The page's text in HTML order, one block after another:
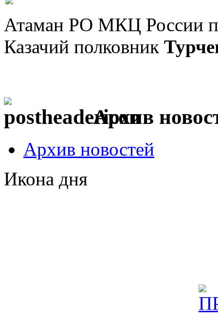
Атаман РО МКЦ России
Казачий полковник
Архив
Архив новостей
Икона дня